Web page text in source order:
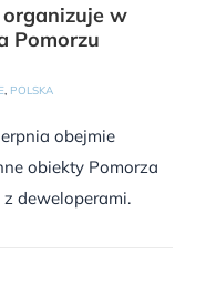
w
Pomorzu
, POLSKA
obejmie
obiekty Pomorza
deweloperami.